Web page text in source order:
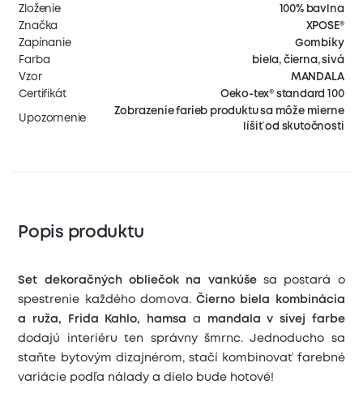
Zloženie
100% bavlna
Značka
XPOSE®
Zapínanie
Gombíky
Farba
biela, čierna, sivá
Vzor
MANDALA
Certifikát
Oeko-tex® standard 100
Upozornenie
Zobrazenie farieb produktu sa môže mierne
líšiť od skutočnosti
Popis produktu
Set dekoračných obliečok na vankúše sa postará o
spestrenie každého domova.Čierno biela kombinácia
a ruža, Frida Kahlo, hamsa
a
mandala v sivej farbe
dodajú interiéru ten správny šmrnc. Jednoducho sa
staňte bytovým dizajnérom, stačí kombinovať farebné
variácie podľa nálady a dielo bude hotové!